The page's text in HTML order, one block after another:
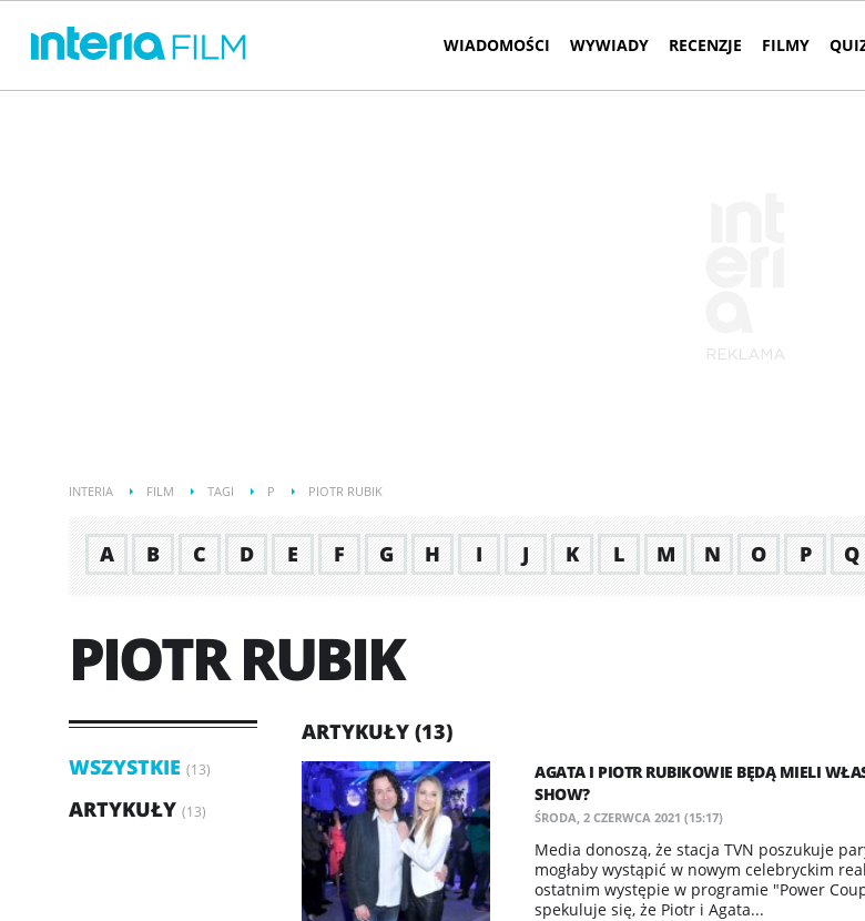
WIADOMOŚCI WYWIADY RECENZJE FILMY
INTERIA FILM TAGI P PIOTR RUBIK
A B C D E F G H I J K L M N O P Q
PIOTR RUBIK
WSZYSTKIE (13)
ARTYKUŁY (13)
ARTYKUŁY (13)
AGATA I PIOTR RUBIKOWIE BĘDĄ MIELI
SHOW?
ŚRODA, 2 CZERWCA 2021 (15:17)
Media donoszą, że stacja TVN poszukuje
mogłaby wystąpić w nowym celebryckim
ostatnim występie w programie "Power
spekuluje się, że Piotr i Agata...